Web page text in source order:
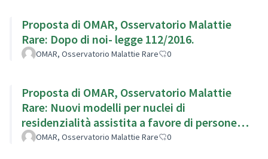
Proposta di OMAR, Osservatorio Malattie
Rare: Dopo di noi- legge 112/2016.
OMAR, Osservatorio Malattie Rare 0
Proposta di OMAR, Osservatorio Malattie
Rare: Nuovi modelli per nuclei di
residenzialità assistita a favore di persone
disabili.
OMAR, Osservatorio Malattie Rare 0